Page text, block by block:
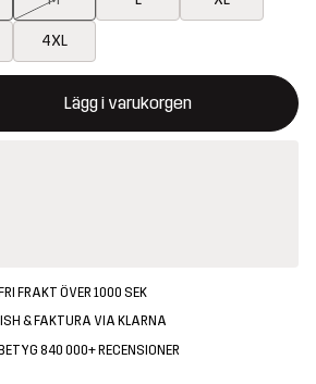
4XL
Lägg i varukorgen
att öppna en modal som bekräftar en ny
FRI FRAKT ÖVER 1000 SEK
& FAKTURA VIA KLARNA
840 000+ RECENSIONER